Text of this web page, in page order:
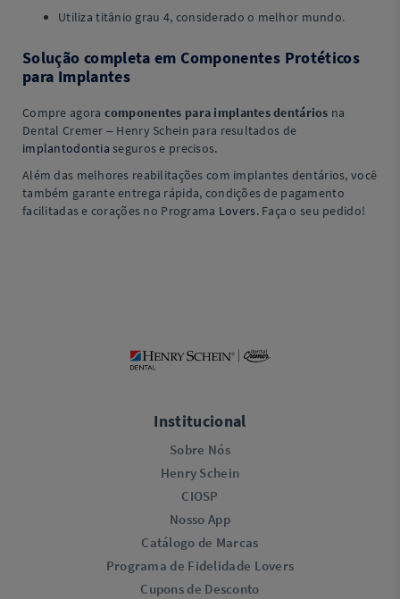
Utiliza titânio grau 4, considerado o melhor mundo.
Solução completa em Componentes Protéticos
para Implantes
Compre agora componentes para implantes dentários na
Dental Cremer – Henry Schein para resultados de
implantodontia seguros e precisos.
Além das melhores reabilitações com implantes dentários, você
também garante entrega rápida, condições de pagamento
facilitadas e corações no Programa Lovers. Faça o seu pedido!
Institucional
Sobre Nós
Henry Schein
CIOSP
Nosso App
Catálogo de Marcas
Programa de Fidelidade Lovers​
Cupons de Desconto